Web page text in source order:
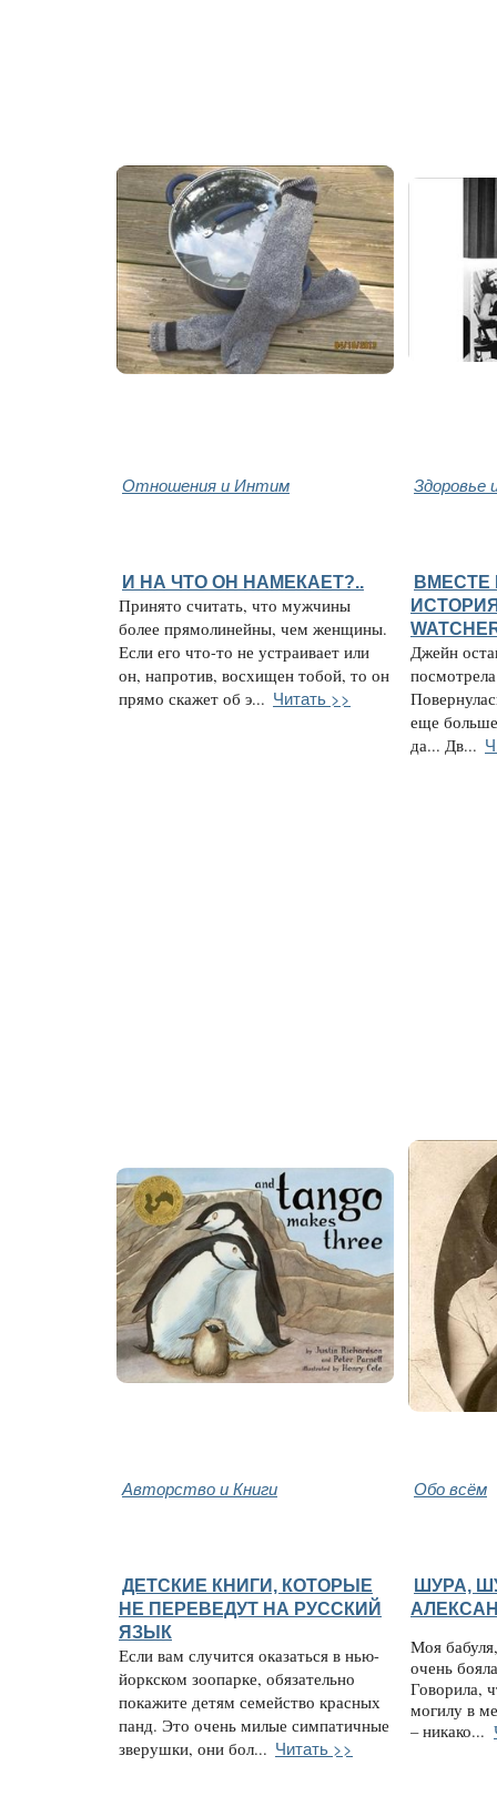
Отношения и Интим Здоровье
И НА ЧТО ОН НАМЕКАЕТ?..
Принято считать, что мужчины
более прямолинейны, чем женщины.
Если его что-то не устраивает или
он, напротив, восхищен тобой, то он
прямо скажет об э... Читать >>
ВМЕСТЕ
ИСТОРИЯ
Джейн
еще
да... Дв...
Авторство и Книги Обо всём
ДЕТСКИЕ КНИГИ, КОТОРЫЕ
НЕ ПЕРЕВЕДУТ НА РУССКИЙ
ЯЗЫК
Если вам случится оказаться в нью-
йоркском зоопарке, обязательно
покажите детям семейство красных
панд. Это очень милые симпатичные
зверушки, они бол... Читать >>
ШУРА,
Моя
очень
Говорила,
могилу в
– никако...